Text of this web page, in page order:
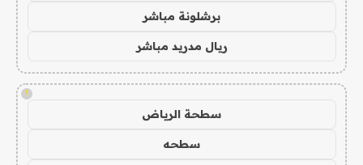
برشلونة مباشر
ريال مدريد مباشر
!
سطحة الرياض
سطحه